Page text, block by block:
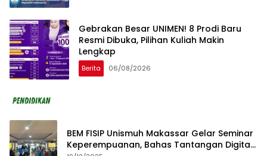
Gebrakan Besar UNIMEN! 8 Prodi Baru
Resmi Dibuka, Pilihan Kuliah Makin
Lengkap
Berita 06/08/2026
BEM FISIP Unismuh Makassar Gelar Seminar
Keperempuanan, Bahas Tantangan Digital